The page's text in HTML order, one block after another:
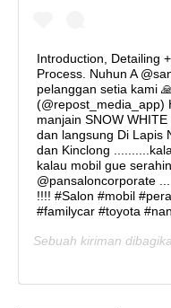
Introduction, Detailing
Process. Nuhun A
pelanggan setia kami
(@repost_media_app)
manjain SNOW
dan langsung Di Lapis
dan Kinclong
kalau mobil gue
@pansaloncorporate
!!!! #Salon #mobil
#familycar #toyota
Sebuah kiriman